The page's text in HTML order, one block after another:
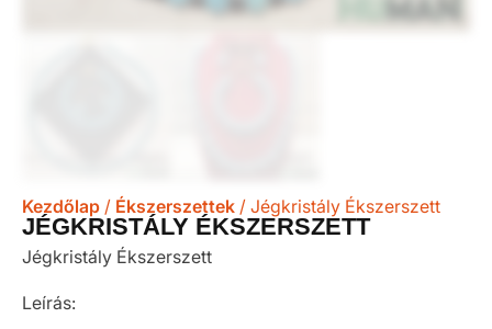
Kezdőlap / Ékszerszettek / Jégkristály Ékszerszett
JÉGKRISTÁLY ÉKSZERSZETT
Jégkristály Ékszerszett
Leírás: